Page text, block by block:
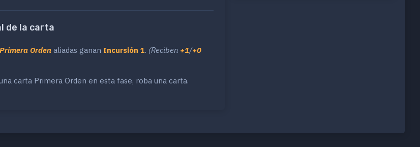
de la carta
Primera Orden aliadas ganan Incursión 1. (Reciben +1/+0
carta Primera Orden en esta fase, roba una carta.